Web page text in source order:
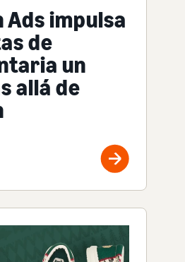
Ads impulsa
de
un
allá de